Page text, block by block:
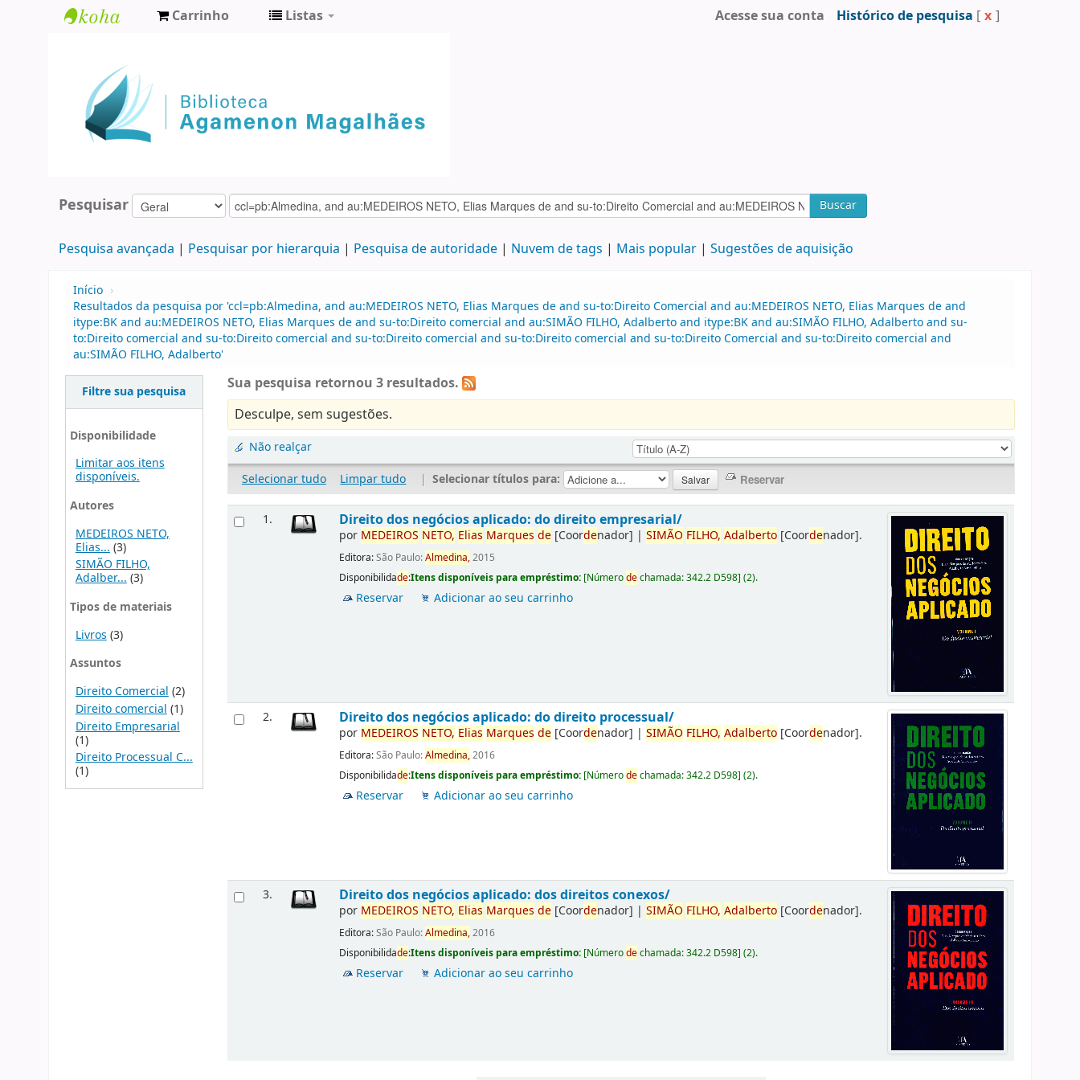
Agamenon
Magalhães
Carrinho Listas Acesse sua conta Histórico de pesquisa [ x ]
Pesquisar Buscar
Pesquisa avançada Pesquisar por hierarquia Pesquisa de autoridade Nuvem de tags Mais popular Sugestões de aquisição
Início ›
Resultados da pesquisa por 'ccl=pb:Almedina, and au:MEDEIROS NETO, Elias Marques de and su-to:Direito Comercial and au:MEDEIROS NETO, Elias Marques de and
itype:BK and au:MEDEIROS NETO, Elias Marques de and su-to:Direito comercial and au:SIMÃO FILHO, Adalberto and itype:BK and au:SIMÃO FILHO, Adalberto and su-
to:Direito comercial and su-to:Direito comercial and su-to:Direito comercial and su-to:Direito comercial and su-to:Direito Comercial and su-to:Direito comercial and
au:SIMÃO FILHO, Adalberto'
Filtre sua pesquisa
Disponibilidade
Limitar aos itens
disponíveis.
Autores
MEDEIROS NETO,
Elias... (3)
SIMÃO FILHO,
Adalber...(3)
Tipos de materiais
Livros (3)
Assuntos
Direito Comercial (2)
Direito comercial (1)
Direito Empresarial
(1)
Direito Processual C...
(1)
Sua pesquisa retornou 3 resultados.
Desculpe, sem sugestões.
Não realçar
Selecionar tudo
Limpar tudo | Selecionar títulos para:
1. Direito dos negócios aplicado: do direito empresarial/
por MEDEIROS NETO, Elias Marques de [Coordenador] |SIMÃO FILHO, Adalberto [Coordenador].
Editora:São Paulo:Almedina,2015
Disponibilidade:Itens disponíveis para empréstimo: [Númerodechamada:342.2 D598](2).
Reservar Adicionar ao seu carrinho
2. Direito dos negócios aplicado: do direito processual/
por MEDEIROS NETO, Elias Marques de [Coordenador] |SIMÃO FILHO, Adalberto [Coordenador].
Editora:São Paulo:Almedina,2016
Disponibilidade:Itens disponíveis para empréstimo: [Númerodechamada:342.2 D598](2).
Reservar Adicionar ao seu carrinho
3. Direito dos negócios aplicado: dos direitos conexos/
por MEDEIROS NETO, Elias Marques de [Coordenador] |SIMÃO FILHO, Adalberto [Coordenador].
Editora:São Paulo:Almedina,2016
Disponibilidade:Itens disponíveis para empréstimo: [Númerodechamada:342.2 D598](2).
Reservar Adicionar ao seu carrinho